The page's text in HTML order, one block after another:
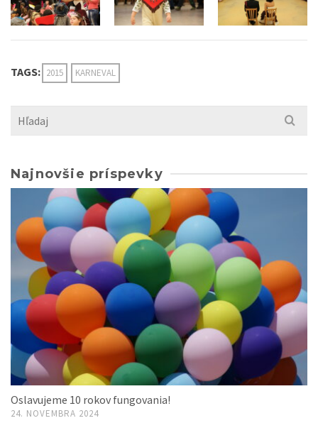
TAGS: 2015 KARNEVAL
Search
Najnovšie príspevky
Oslavujeme 10 rokov fungovania!
24. NOVEMBRA 2024